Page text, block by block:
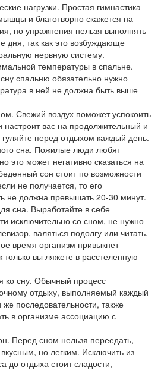
нагрузки. Простая гимнастика
и благотворно скажется на
но упражнения нельзя выполнять
дня, так как это возбуждающе
нервную систему.
температуры в спальне.
спальню обязательно нужно
в ней не должна быть выше
Свежий воздух поможет успокоить
настроит вас на продолжительный и
гуляйте перед отдыхом каждый день.
сна. Пожилые люди любят
это может негативно сказаться на
сон стоит по возможности
не получается, то его
не должна превышать 20-30 минут.
сна. Выработайте в себе
исключительно со сном, не нужно
валяться подолгу или читать.
время организм привыкнет
только вы ляжете в расстеленную
ко сну. Обычный процесс
отдыху, выполняемый каждый
последовательности, также
в организме ассоциацию с
Перед сном нельзя переедать,
но легким. Исключить из
до отдыха стоит сладости,